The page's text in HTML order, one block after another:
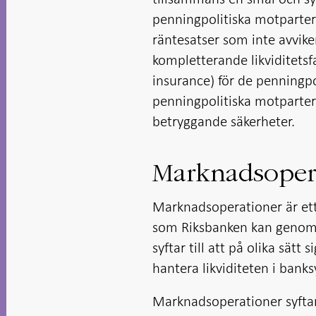
penningpolitiska
räntesatser som inte
kompletterande
insurance) för de
penningpolitiska
betryggande säkerheter.
Marknadsoperationer är
som Riksbanken kan
syftar till att på olika sätt
hantera likviditeten i
Marknadsoperationer